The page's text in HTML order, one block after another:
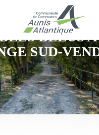
BLEUS
SUD-